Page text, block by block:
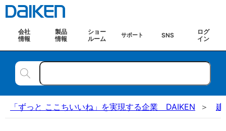
会社
情報
製品
情報
ショー
ルーム
サポート SNS
ログ
イン
「ずっと ここちいいね」を実現する企業 DAIKEN 建